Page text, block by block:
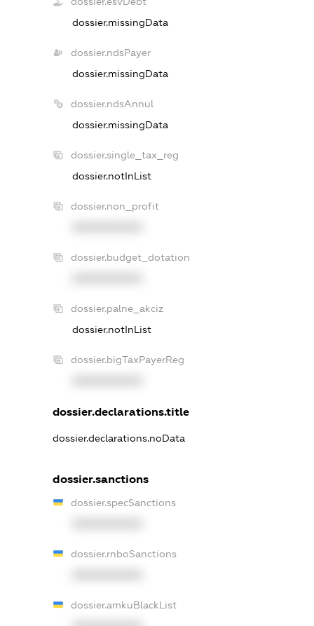
dossier.missingData
dossier.ndsPayer
dossier.missingData
dossier.ndsAnnul
dossier.missingData
dossier.single_tax_reg
dossier.notInList
dossier.non_profit
dossier.budget_dotation
dossier.palne_akciz
dossier.notInList
dossier.bigTaxPayerReg
dossier.declarations.title
dossier.declarations.noData
dossier.sanctions
dossier.specSanctions
dossier.rnboSanctions
dossier.amkuBlackList